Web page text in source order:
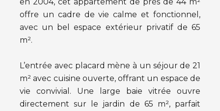
offre un cadre de vie calme et fonctionnel,
avec un bel espace extérieur privatif de 65
m².
L’entrée avec placard mène à un séjour de 21
m² avec cuisine ouverte, offrant un espace de
vie convivial. Une large baie vitrée ouvre
directement sur le jardin de 65 m², parfait